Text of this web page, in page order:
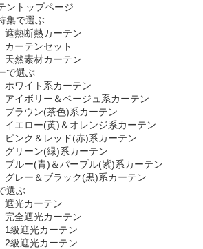
ントップページ
集で選ぶ
遮熱断熱カーテン
カーテンセット
天然素材カーテン
で選ぶ
ホワイト系カーテン
アイボリー＆ベージュ系カーテン
ブラウン(茶色)系カーテン
イエロー(黄)＆オレンジ系カーテン
ピンク＆レッド(赤)系カーテン
グリーン(緑)系カーテン
ブルー(青)＆パープル(紫)系カーテン
グレー＆ブラック(黒)系カーテン
選ぶ
遮光カーテン
完全遮光カーテン
1級遮光カーテン
2級遮光カーテン